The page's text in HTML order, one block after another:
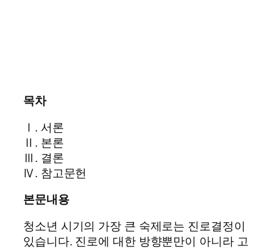
목차
Ⅰ. 서론
Ⅱ. 본론
Ⅲ. 결론
Ⅳ. 참고문헌
본문내용
청소년 시기의 가장 큰 숙제로는 진로결정이
있습니다. 진로에 대한 방향뿐만이 아니라 고